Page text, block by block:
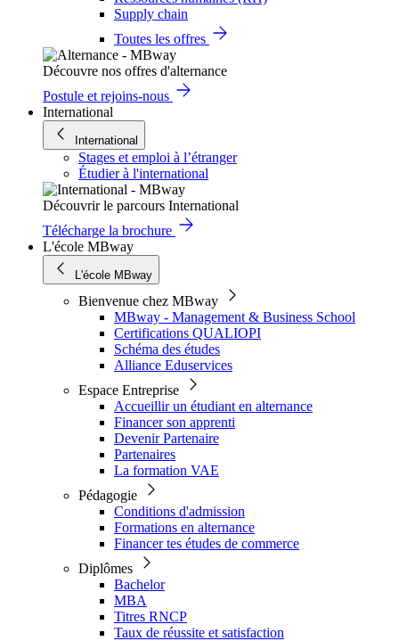
Supply chain
Toutes les offres
Découvre nos offres d'alternance
Postule et rejoins-nous
International
International
Stages et emploi à l’étranger
Étudier à l'international
Découvrir le parcours International
Télécharge la brochure
L'école MBway
L'école MBway
Bienvenue chez MBway
MBway - Management & Business School
Certifications QUALIOPI
Schéma des études
Alliance Eduservices
Espace Entreprise
Accueillir un étudiant en alternance
Financer son apprenti
Devenir Partenaire
Partenaires
La formation VAE
Pédagogie
Conditions d'admission
Formations en alternance
Financer tes études de commerce
Diplômes
Bachelor
MBA
Titres RNCP
Taux de réussite et satisfaction